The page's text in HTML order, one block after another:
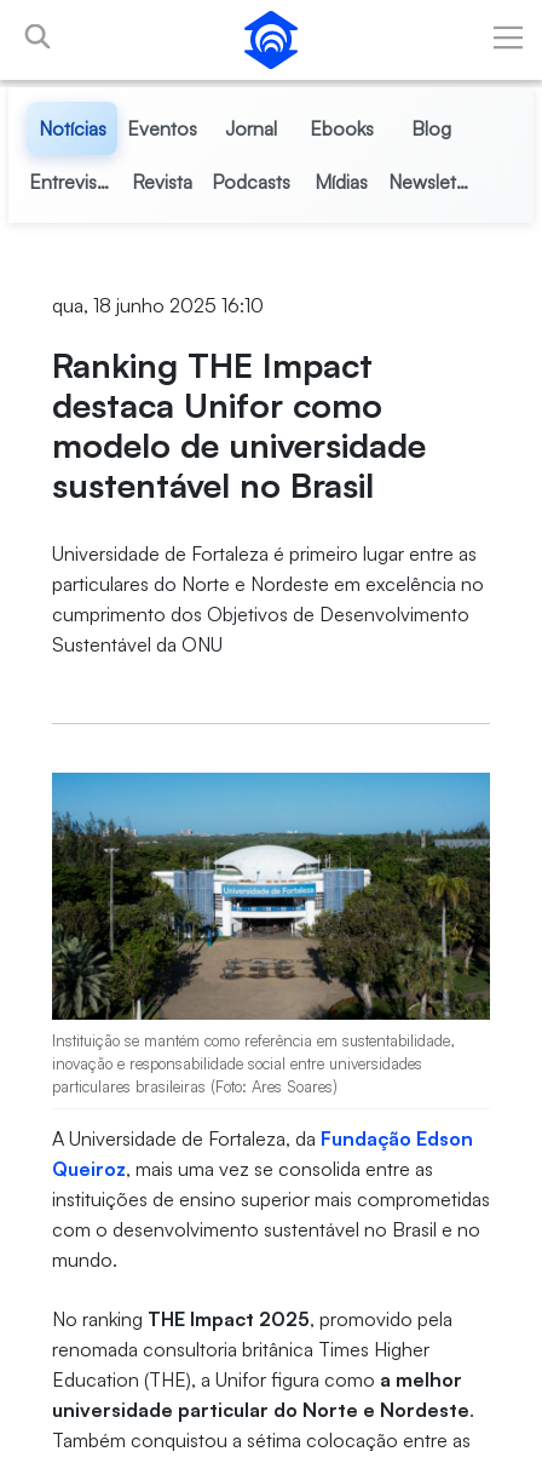
Pular para o Conteúdo principal
Notícias Eventos Jornal Ebooks Blog
Entrevistas Revista Podcasts Mídias Newsletter
qua, 18 junho 2025 16:10
Ranking THE Impact
destaca Unifor como
modelo de universidade
sustentável no Brasil
Universidade de Fortaleza é primeiro lugar entre as
particulares do Norte e Nordeste em excelência no
cumprimento dos Objetivos de Desenvolvimento
Sustentável da ONU
Instituição se mantém como referência em sustentabilidade,
inovação e responsabilidade social entre universidades
particulares brasileiras (Foto: Ares Soares)
A Universidade de Fortaleza, da Fundação Edson
Queiroz, mais uma vez se consolida entre as
instituições de ensino superior mais comprometidas
com o desenvolvimento sustentável no Brasil e no
mundo.
No ranking THE Impact 2025, promovido pela
renomada consultoria britânica Times Higher
Education (THE), a Unifor figura como a melhor
universidade particular do Norte e Nordeste.
Também conquistou a sétima colocação entre as